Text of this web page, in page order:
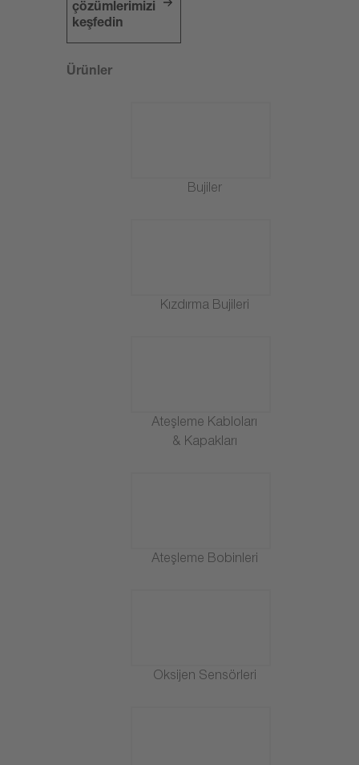
çözümlerimizi
keşfedin
Ürünler
Bujiler
Kızdırma Bujileri
Ateşleme Kabloları
& Kapakları
Ateşleme Bobinleri
Oksijen Sensörleri